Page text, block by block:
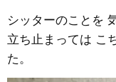
シッターのことを
立ち止まっては こ
た。